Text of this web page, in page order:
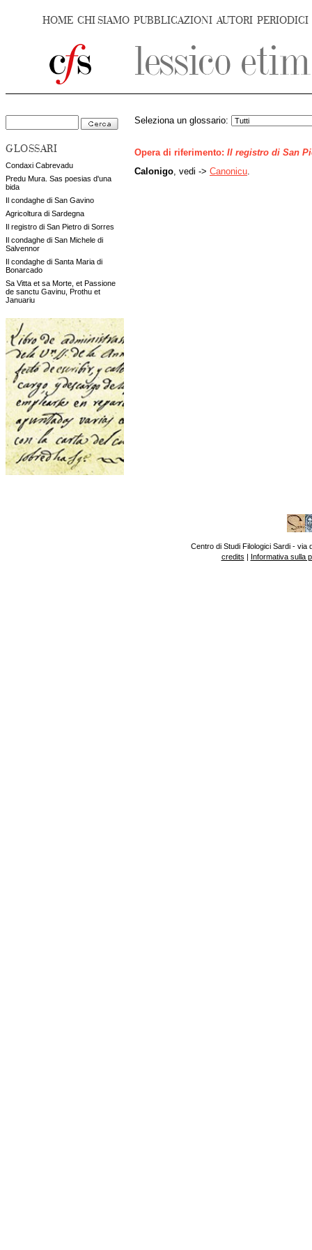
HOME CHI SIAMO PUBBLICAZIONI AUTORI PERIODICI
GLOSSARI
Condaxi Cabrevadu
Predu Mura. Sas poesias d'una
bida
Il condaghe di San Gavino
Agricoltura di Sardegna
Il registro di San Pietro di Sorres
Il condaghe di San Michele di
Salvennor
Il condaghe di Santa Maria di
Bonarcado
Sa Vitta et sa Morte, et Passione
de sanctu Gavinu, Prothu et
Januariu
Seleziona un glossario:
Opera di riferimento: Il registro di San
Calonigo , vedi -> Canonicu
Centro di Studi Filologici Sardi - via
credits | Informativa sulla